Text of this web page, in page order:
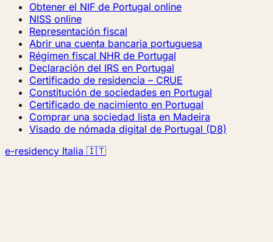
Obtener el NIF de Portugal online
NISS online
Representación fiscal
Abrir una cuenta bancaria portuguesa
Régimen fiscal NHR de Portugal
Declaración del IRS en Portugal
Certificado de residencia – CRUE
Constitución de sociedades en Portugal
Certificado de nacimiento en Portugal
Comprar una sociedad lista en Madeira
Visado de nómada digital de Portugal (D8)
e-residency Italia 🇮🇹